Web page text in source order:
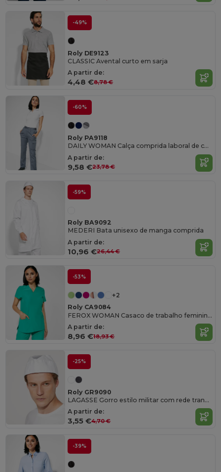
-49%
Roly DE9123
CLASSIC Avental curto em sarja
A partir de:
4,48 €8,78 €
-60%
Roly PA9118
DAILY WOMAN Calça comprida laboral de corte direito e em tecido resistente
A partir de:
9,58 €23,78 €
-59%
Roly BA9092
MEDERI Bata unisexo de manga comprida
A partir de:
10,96 €26,44 €
-53%
+2
Roly CA9084
FEROX WOMAN Casaco de trabalho feminino de manga curta
A partir de:
8,96 €18,93 €
-25%
Roly GR9090
LAGASSE Gorro estilo militar com rede transpirável na parte superior
A partir de:
3,55 €4,70 €
-39%